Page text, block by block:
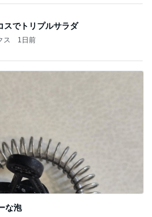
スでトリプルサラダ
ス 1日前
な泡